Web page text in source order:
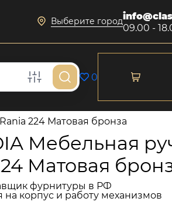
Выберите город
09.00 -
0
224 Матовая бронза
Мебельная
Матовая
фурнитуры в РФ
на корпус и работу механизмов